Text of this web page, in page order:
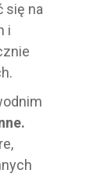
się na
i